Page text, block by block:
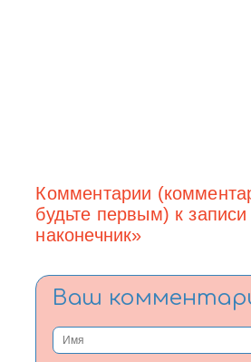
Комментарии
будьте первым) к
наконечник»
Ваш